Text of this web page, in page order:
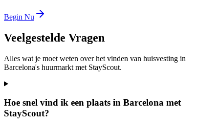
Begin Nu
Veelgestelde Vragen
Alles wat je moet weten over het vinden van huisvesting in
Barcelona's huurmarkt met StayScout.
Hoe snel vind ik een plaats in Barcelona met
StayScout?